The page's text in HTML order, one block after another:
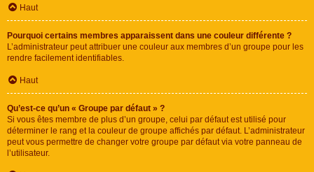
Haut
Pourquoi certains membres apparaissent dans une couleur différente ?
L’administrateur peut attribuer une couleur aux membres d’un groupe pour les
rendre facilement identifiables.
Haut
Qu’est-ce qu’un « Groupe par défaut » ?
Si vous êtes membre de plus d’un groupe, celui par défaut est utilisé pour
déterminer le rang et la couleur de groupe affichés par défaut. L’administrateur
peut vous permettre de changer votre groupe par défaut via votre panneau de
l’utilisateur.